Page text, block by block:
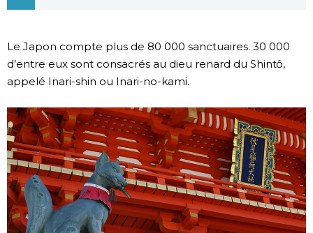
Chroniques
Vidéos
Tokyo
Le Japon compte plus de 80 000 sanctuaires. 30 000
d’entre eux sont consacrés au dieu renard du Shintô,
appelé Inari-shin ou Inari-no-kami.